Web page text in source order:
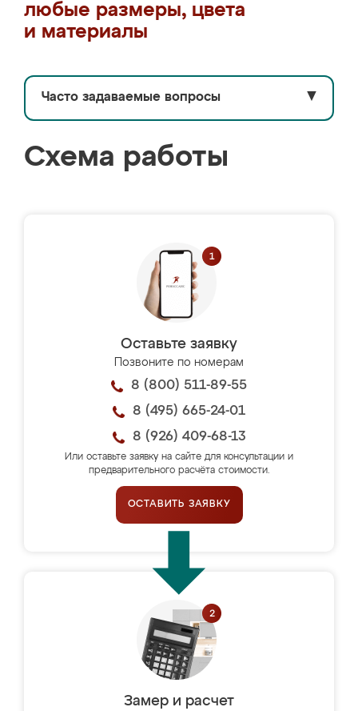
любые размеры, цвета
и материалы
Часто задаваемые вопросы ▼
Схема работы
Оставьте заявку
Позвоните по номерам
8 (800) 511-89-55
8 (495) 665-24-01
8 (926) 409-68-13
Или оставьте заявку на сайте для консультации и
предварительного расчёта стоимости.
ОСТАВИТЬ ЗАЯВКУ
Замер и расчет